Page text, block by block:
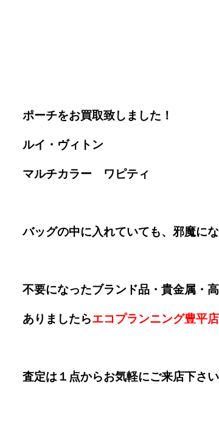
ポーチをお買取致しました！
ルイ・ヴィトン
マルチカラー ワピティ
バッグの中に入れていても、邪魔に
不要になったブランド品・貴金属・高
ありましたらエコプランニング豊平店
査定は１点からお気軽にご来店下さ